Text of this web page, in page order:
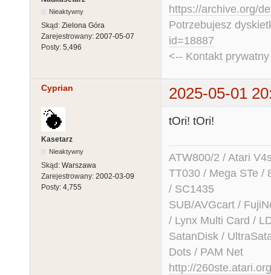
Nieaktywny
Skąd: Zielona Góra
Zarejestrowany: 2007-05-07
Posty: 5,496
https://archive.org/
Potrzebujesz
id=18887
<-- Kontakt
Cyprian 2025-05-01
Kasetarz
Nieaktywny
Skąd: Warszawa
Zarejestrowany: 2002-03-09
Posty: 4,755
tOri! tOri!
ATW800/2 / Atari
TT030 / Mega STe /
/ SC1435
SUB/AVGcart /
/ Lynx Multi Card /
SatanDisk /
Dots / PAM Net
http://260ste.atari.org